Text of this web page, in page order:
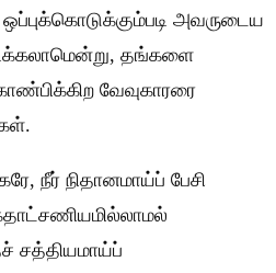
அவருடைய
தங்களை
வேவுகாரரை
நீர் நிதானமாய்ப் பேசி
சத்தியமாய்ப்